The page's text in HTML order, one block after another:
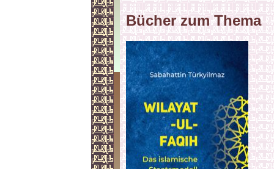
Bücher zum Thema